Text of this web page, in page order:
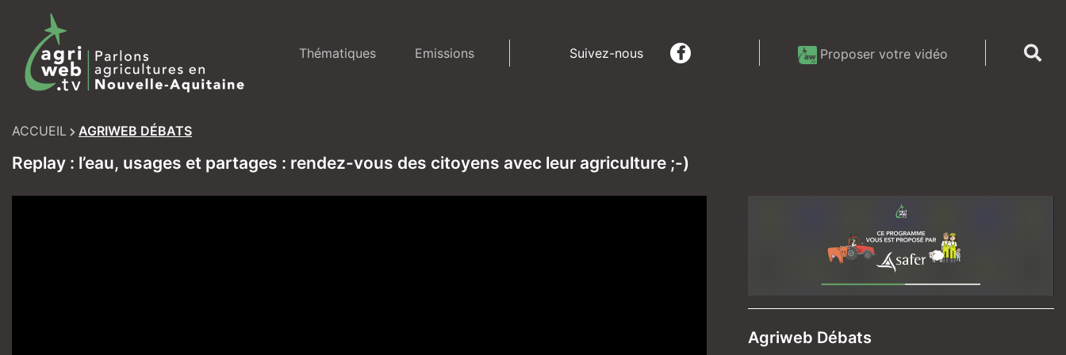
content
Thématiques Emissions Suivez-nous Proposer votre vidéo
ACCUEIL AGRIWEB DÉBATS
Replay : l’eau, usages et partages : rendez-vous des citoyens avec leur agriculture ;-)
Agriweb Débats